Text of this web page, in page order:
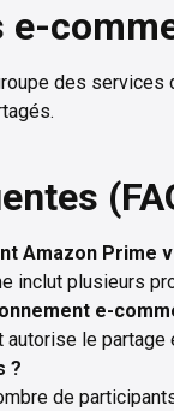
e-
des
Amazon Prime
inclut plusieurs
e-
autorise le
?
de